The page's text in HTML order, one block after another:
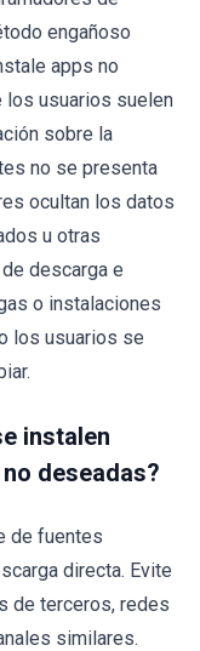
engañoso
apps no
los usuarios suelen
sobre la
no se presenta
ocultan los datos
u otras
descarga e
o instalaciones
los usuarios se
instalen
deseadas?
de fuentes
directa. Evite
de terceros, redes
similares.